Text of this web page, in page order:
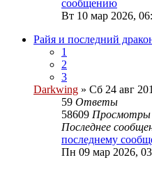
сообщению
Вт 10 мар 2026,
Райя и последний
1
2
3
Darkwing » Сб 24 авг
59 Ответы
58609 Просмотры
Последнее
последнему
Пн 09 мар 2026,